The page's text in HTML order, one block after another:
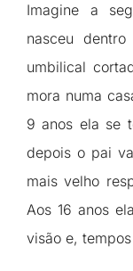
Imagine a
nasceu
umbilical
mora numa
9 anos ela se
depois o pai
mais velho
Aos 16 anos
visão e,